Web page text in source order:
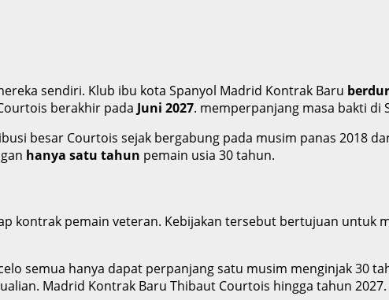
sendiri. Klub ibu kota Spanyol Madrid Kontrak Baru
berakhir pada Juni 2027. memperpanjang masa bakti di
besar Courtois sejak bergabung pada musim panas 2018
hanya satu tahun pemain usia 30 tahun.
kontrak pemain veteran. Kebijakan tersebut bertujuan untuk
semua hanya dapat perpanjang satu musim menginjak 30
Madrid Kontrak Baru Thibaut Courtois hingga tahun 2027.